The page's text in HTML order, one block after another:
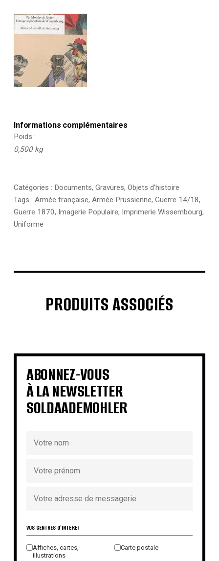
Informations complémentaires
Poids
0,500 kg
Catégories : Documents, Gravures, Objets d'histoire
Tags : Armée française, Armée Prussienne, Guerre 14/18,
Guerre 1870, Imagerie Populaire, Imprimerie Wissembourg,
Uniforme
PRODUITS ASSOCIÉS
€ €
€ € €
€ €
ABONNEZ-VOUS
À LA NEWSLETTER
SOLDAADEMOHLER
VOS CENTRES D'INTÉRÊT
Affiches, cartes,
illustrations
Carte postale